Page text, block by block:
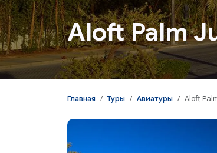
Aloft Palm
Главная Туры Авиатуры Aloft